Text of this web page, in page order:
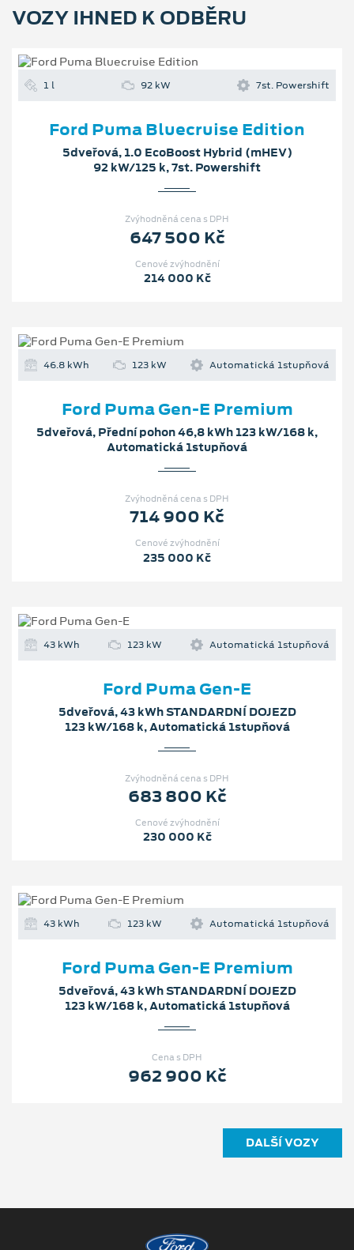
VOZY IHNED K ODBĚRU
1 l 92 kW 7st. Powershift
Ford Puma Bluecruise Edition
5dveřová, 1.0 EcoBoost Hybrid (mHEV)
92 kW/125 k, 7st. Powershift
Zvýhodněná cena s DPH
647 500 Kč
Cenové zvýhodnění
214 000 Kč
46.8 kWh 123 kW Automatická 1stupňová
Ford Puma Gen-E Premium
5dveřová, Přední pohon 46,8 kWh 123 kW/168 k,
Automatická 1stupňová
Zvýhodněná cena s DPH
714 900 Kč
Cenové zvýhodnění
235 000 Kč
43 kWh 123 kW Automatická 1stupňová
Ford Puma Gen-E
5dveřová, 43 kWh STANDARDNÍ DOJEZD
123 kW/168 k, Automatická 1stupňová
Zvýhodněná cena s DPH
683 800 Kč
Cenové zvýhodnění
230 000 Kč
43 kWh 123 kW Automatická 1stupňová
Ford Puma Gen-E Premium
5dveřová, 43 kWh STANDARDNÍ DOJEZD
123 kW/168 k, Automatická 1stupňová
Cena s DPH
962 900 Kč
DALŠÍ VOZY